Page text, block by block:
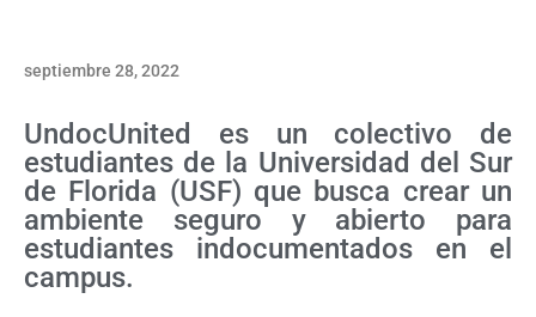
septiembre 28, 2022
UndocUnited es un colectivo de
estudiantes de la Universidad del Sur
de Florida (USF) que busca crear un
ambiente seguro y abierto para
estudiantes indocumentados en el
campus.